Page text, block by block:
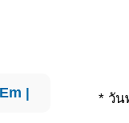
Em | * วัน